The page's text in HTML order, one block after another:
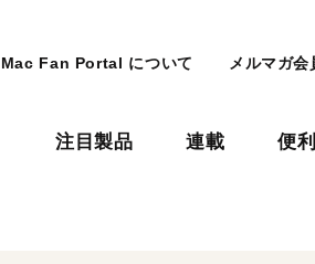
Mac Fan Portal について メルマガ会
注目製品 連載 便